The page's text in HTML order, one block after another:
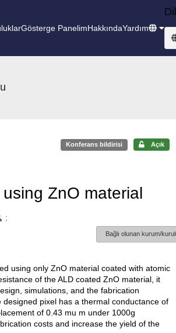
Gösterge PanelimHakkındaYardım
Dil
Konferans bildirisi Açık
ZnO material
Bağlı olunan kurum/
using only ZnO material coated with atomic
of the ALD coated ZnO material, it
simulations, and the fabrication
pixel has a thermal conductance of
of 0.43 mu m under 1000g
costs and increase the yield of the